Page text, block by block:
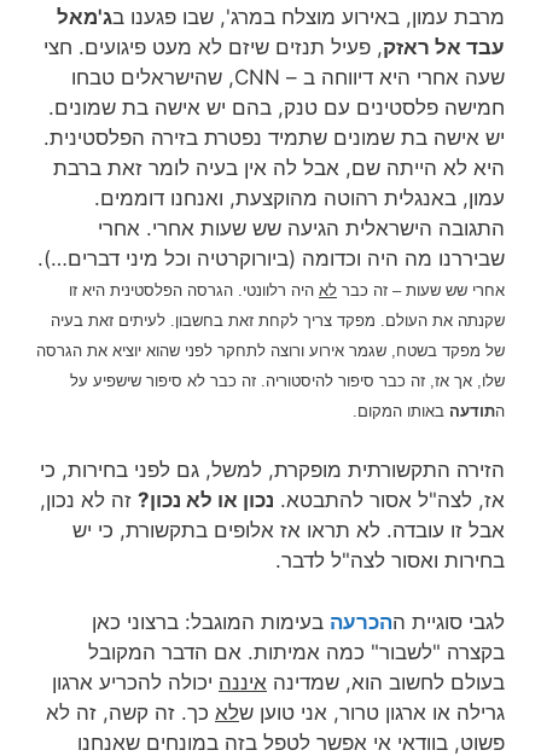
מרבת עמון, באירוע מוצלח במרג', שבו פגענו בג'מאל
עבד אל ראזק, פעיל תנזים שיזם לא מעט פיגועים. חצי
שעה אחרי היא דיווחה ב – CNN, שהישראלים טבחו
חמישה פלסטינים עם טנק, בהם יש אישה בת שמונים.
יש אישה בת שמונים שתמיד נפטרת בזירה הפלסטינית.
היא לא הייתה שם, אבל לה אין בעיה לומר זאת ברבת
עמון, באנגלית רהוטה מהוקצעת, ואנחנו דוממים.
התגובה הישראלית הגיעה שש שעות אחרי. אחרי
שביררנו מה היה וכדומה (ביורוקרטיה וכל מיני דברים…).
אחרי שש שעות – זה כבר לא היה רלוונטי. הגרסה הפלסטינית היא זו
שקנתה את העולם. מפקד צריך לקחת זאת בחשבון. לעיתים זאת בעיה
של מפקד בשטח, שגמר אירוע ורוצה לתחקר לפני שהוא יוציא את הגרסה
שלו, אך אז, זה כבר סיפור להיסטוריה. זה כבר לא סיפור שישפיע על
התודעה באותו המקום.
הזירה התקשורתית מופקרת, למשל, גם לפני בחירות, כי
אז, לצה"ל אסור להתבטא. נכון או לא נכון? זה לא נכון,
אבל זו עובדה. לא תראו אז אלופים בתקשורת, כי יש
בחירות ואסור לצה"ל לדבר.
לגבי סוגיית ההכרעה בעימות המוגבל: ברצוני כאן
בקצרה "לשבור" כמה אמיתות. אם הדבר המקובל
בעולם לחשוב הוא, שמדינה איננה יכולה להכריע ארגון
גרילה או ארגון טרור, אני טוען שלא כך. זה קשה, זה לא
פשוט, בוודאי אי אפשר לטפל בזה במונחים שאנחנו